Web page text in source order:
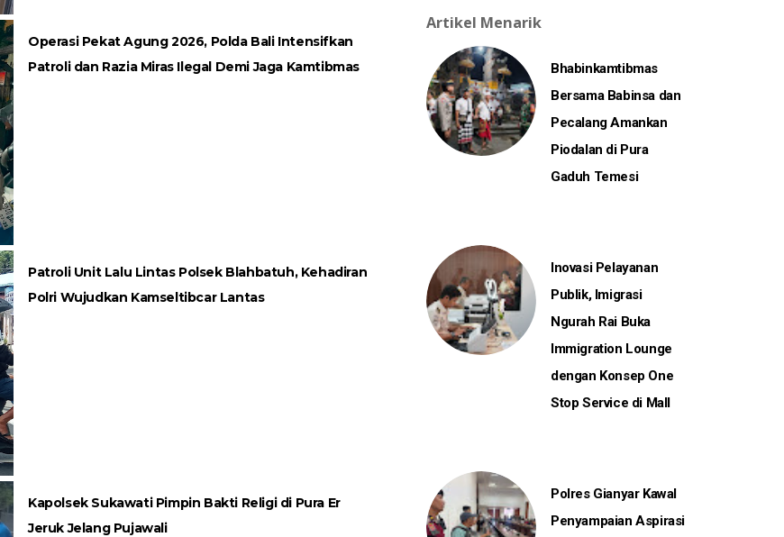
Operasi Pekat Agung 2026, Polda Bali Intensifkan
Patroli dan Razia Miras Ilegal Demi Jaga Kamtibmas
Patroli Unit Lalu Lintas Polsek Blahbatuh, Kehadiran
Polri Wujudkan Kamseltibcar Lantas
Kapolsek Sukawati Pimpin Bakti Religi di Pura Er
Jeruk Jelang Pujawali
Artikel Menarik
Bhabinkamtibmas
Bersama Babinsa dan
Pecalang Amankan
Piodalan di Pura
Gaduh Temesi
Inovasi Pelayanan
Publik, Imigrasi
Ngurah Rai Buka
Immigration Lounge
dengan Konsep One
Stop Service di Mall
Polres Gianyar Kawal
Penyampaian Aspirasi